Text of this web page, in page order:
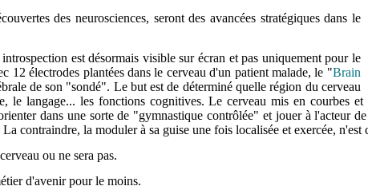
des neurosciences, seront des avancées stratégiques dans le
est désormais visible sur écran et pas uniquement pour le
12 électrodes plantées dans le cerveau d'un patient malade, le "Brain
de son "sondé". Le but est de déterminé quelle région du cerveau
le langage... les fonctions cognitives. Le cerveau mis en courbes et
dans une sorte de "gymnastique contrôlée" et jouer à l'acteur
contraindre, la moduler à sa guise une fois localisée et exercée, n'est
ou ne sera pas.
d'avenir pour le moins.